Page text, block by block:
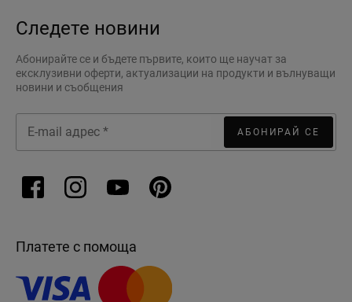
Следете новини
Абонирайте се и бъдете първите, които ще научат за
ексклузивни оферти, актуализации на продукти и вълнуващи
новини и съобщения
АБОНИРАЙ СЕ
Платете с помоща